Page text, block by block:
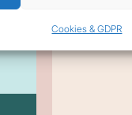
Cookies & GDPR